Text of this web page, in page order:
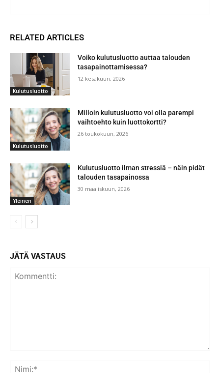
RELATED ARTICLES
Kulutusluotto
Voiko kulutusluotto auttaa talouden
tasapainottamisessa?
12 kesäkuun, 2026
Kulutusluotto
Milloin kulutusluotto voi olla parempi
vaihtoehto kuin luottokortti?
26 toukokuun, 2026
Yleinen
Kulutusluotto ilman stressiä – näin pidät
talouden tasapainossa
30 maaliskuun, 2026
JÄTÄ VASTAUS